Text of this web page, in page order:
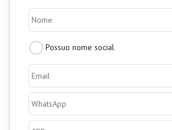
Possui
Nome
social?
Possuo nome social
do
Segurado *
do
Segurado *